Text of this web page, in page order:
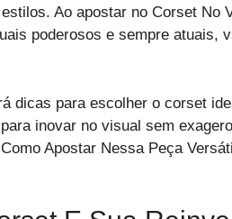
Ao apostar no Corset No
poderosos e sempre atuais,
dicas para escolher o corset
inovar no visual sem
Apostar Nessa Peça